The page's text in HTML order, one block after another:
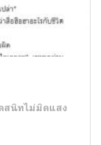
ดสนิทไม่มิดแสง